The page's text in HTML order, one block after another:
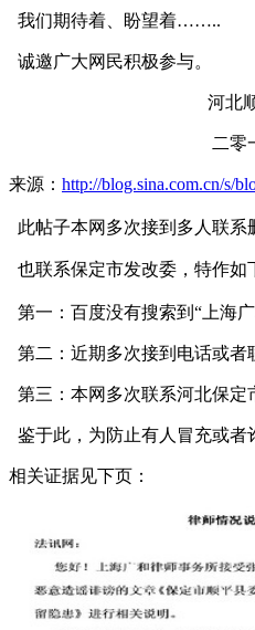
我们期待着、盼望着……..
诚邀广大网民积极参与。
河北顺平县
二零一二年
来源： http://blog.sina.com.cn/s/
此帖子本网多次接到多人联系
也联系保定市发改委，特作如
第一：百度没有搜索到“上海
第二：近期多次接到电话或者
第三：本网多次联系河北保定
鉴于此，为防止有人冒充或者
相关证据见下页：